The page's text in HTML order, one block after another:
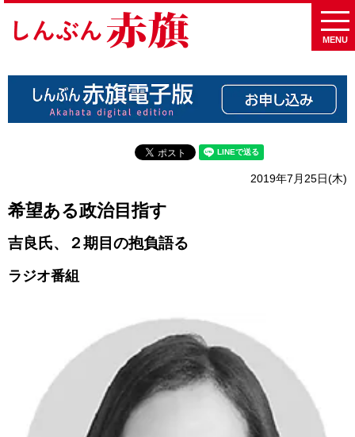
MENU
2019年7月25日(木)
希望ある政治目指す
吉良氏、２期目の抱負語る
ラジオ番組